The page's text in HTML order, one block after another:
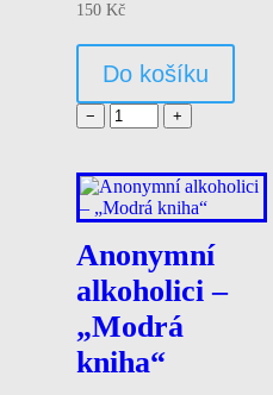
150 Kč
Do košíku
− +
Anonymní
alkoholici –
„Modrá
kniha“